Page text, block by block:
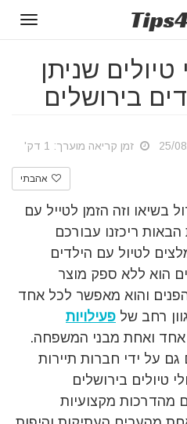
Tips
שניתן
בירושלים
זמן קריאה מוערך: 1 דק'
אהבתי
בשיאו וזה הזמן לטייל עם
ריכזנו עבורכם
לטיול עם הילדים
הוא ללא ספק מוצר
והוא מאפשר לכל אחד
רחב של פעילויות
ואחת מבני המשפחה.
גם על ידי חברות תיירות
טיולים בירושלים
מהדרכות מקצועיות